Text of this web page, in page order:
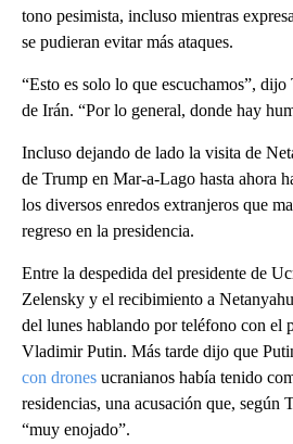
tono pesimista, incluso mientras
se pudieran evitar más ataques.
“Esto es solo lo que escuchamos”,
de Irán. “Por lo general, donde hay
Incluso dejando de lado la visita de
de Trump en Mar-a-Lago hasta ahora
los diversos enredos extranjeros que
regreso en la presidencia.
Entre la despedida del presidente de
Zelensky y el recibimiento a
del lunes hablando por teléfono con el
Vladimir Putin. Más tarde dijo que
con drones ucranianos había tenido
residencias, una acusación que, según
“muy enojado”.